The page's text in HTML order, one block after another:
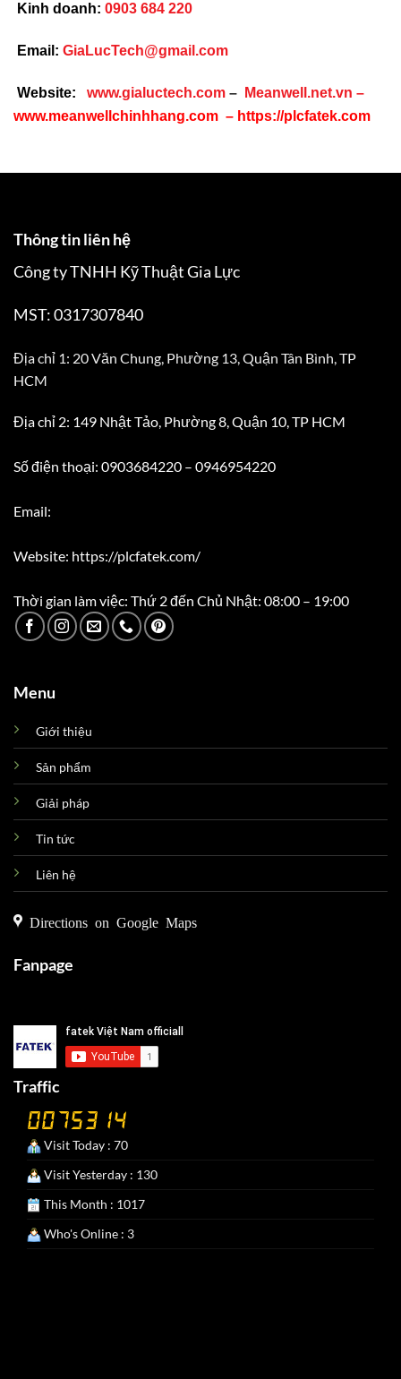
Kinh doanh: 0903 684 220
Email: GiaLucTech@gmail.com
Website: www.gialuctech.com – Meanwell.net.vn –
www.meanwellchinhhang.com – https://plcfatek.com
Thông tin liên hệ
Công ty TNHH Kỹ Thuật Gia Lực
MST: 0317307840
Địa chỉ 1: 20 Văn Chung, Phường 13, Quận Tân Bình, TP
HCM
Địa chỉ 2: 149 Nhật Tảo, Phường 8, Quận 10, TP HCM
Số điện thoại: 0903684220 – 0946954220
Email:
Website: https://plcfatek.com/
Thời gian làm việc: Thứ 2 đến Chủ Nhật: 08:00 – 19:00
Menu
Giới thiệu
Sản phẩm
Giải pháp
Tin tức
Liên hệ
Directions on Google Maps
Fanpage
Traffic
Visit Today : 70
Visit Yesterday : 130
This Month : 1017
Who's Online : 3